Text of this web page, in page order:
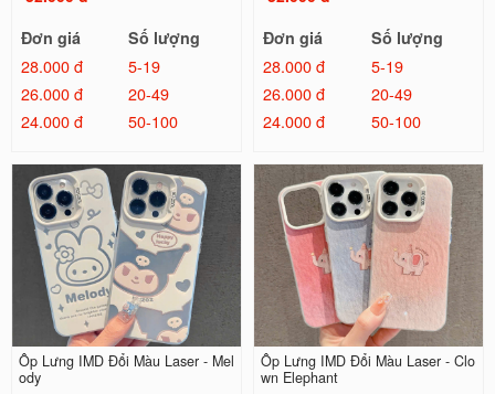
Đơn giá
Số lượng
28.000 đ
5-19
26.000 đ
20-49
24.000 đ
50-100
Đơn giá
Số lượng
28.000 đ
5-19
26.000 đ
20-49
24.000 đ
50-100
Ốp Lưng IMD Đổi Màu Laser - Mel
ody
Ốp Lưng IMD Đổi Màu Laser - Clo
wn Elephant